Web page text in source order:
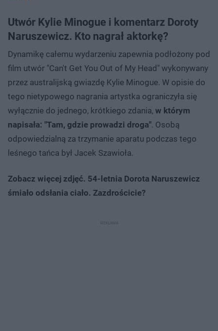
Utwór Kylie Minogue i komentarz Doroty
Naruszewicz. Kto nagrał aktorkę?
Dynamikę całemu wydarzeniu zapewnia podłożony pod
film utwór "Can't Get You Out of My Head" wykonywany
przez australijską gwiazdę Kylie Minogue. W opisie do
tego nietypowego nagrania artystka ograniczyła się
wyłącznie do jednego, krótkiego zdania, w którym
napisała: "Tam, gdzie prowadzi droga". Osobą
odpowiedzialną za trzymanie aparatu podczas tego
leśnego tańca był Jacek Szawioła.
Zobacz więcej zdjęć. 54-letnia Dorota Naruszewicz
śmiało odsłania ciało. Zazdrościcie?